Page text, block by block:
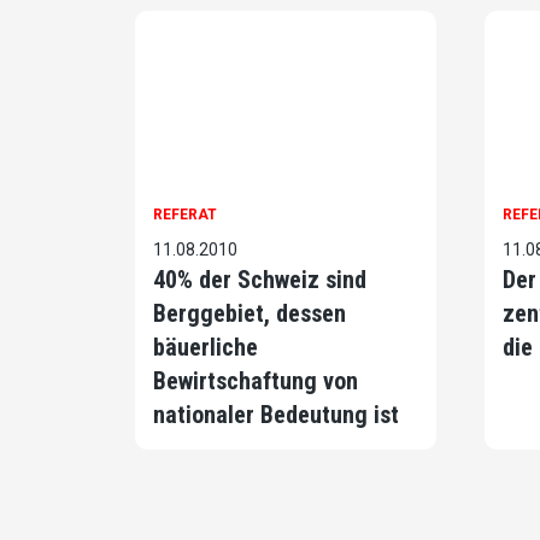
REFERAT
11.08.2010
40% der Schweiz sind
Berggebiet, dessen
bäuerliche
Bewirtschaftung von
nationaler Bedeutung ist
die